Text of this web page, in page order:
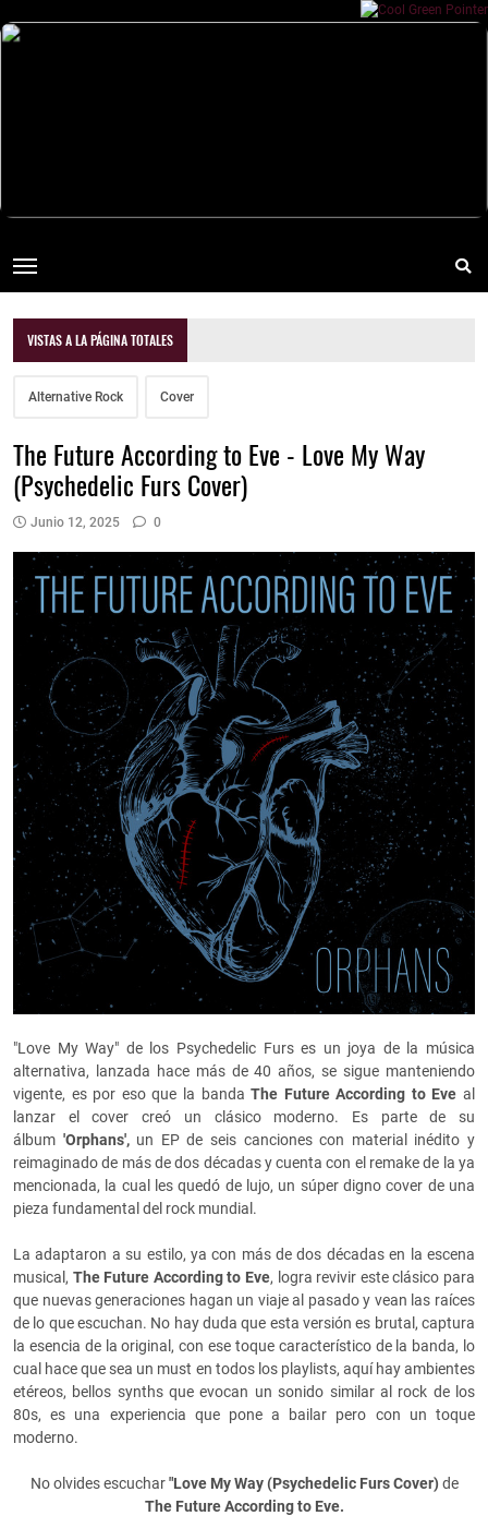
VISTAS A LA PÁGINA TOTALES
Alternative Rock Cover
The Future According to Eve - Love My Way
(Psychedelic Furs Cover)
Junio 12, 2025 0
"Love My Way" de los Psychedelic Furs es un joya de la música
alternativa, lanzada hace más de 40 años, se sigue manteniendo
vigente, es por eso que la banda The Future According to Eve al
lanzar el cover creó un clásico moderno. Es parte de su
álbum 'Orphans',un EP de seis canciones con material inédito y
reimaginado de más de dos décadas y cuenta con el remake de la ya
mencionada, la cual les quedó de lujo, un súper digno cover de una
pieza fundamental del rock mundial.
La adaptaron a su estilo, ya con más de dos décadas en la escena
musical, The Future According to Eve, logra revivir este clásico para
que nuevas generaciones hagan un viaje al pasado y vean las raíces
de lo que escuchan. No hay duda que esta versión es brutal, captura
la esencia de la original, con ese toque característico de la banda, lo
cual hace que sea un must en todos los playlists, aquí hay ambientes
etéreos, bellos synths que evocan un sonido similar al rock de los
80s, es una experiencia que pone a bailar pero con un toque
moderno.
No olvides escuchar"Love My Way (Psychedelic Furs Cover) de
The Future According to Eve.